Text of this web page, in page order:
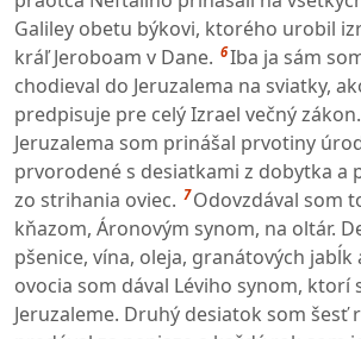
Galiley obetu býkovi, ktorého urobil
kráľ Jeroboam v Dane. 6Iba ja sám
chodieval do Jeruzalema na sviatky,
predpisuje pre celý Izrael večný
Jeruzalema som prinášal prvotiny
prvorodené s desiatkami z dobytka a
zo strihania oviec. 7 Odovzdával som
kňazom, Áronovým synom, na oltár.
pšenice, vína, oleja, granátových jabĺk
ovocia som dával Léviho synom, ktorí
Jeruzaleme. Druhý desiatok som šesť